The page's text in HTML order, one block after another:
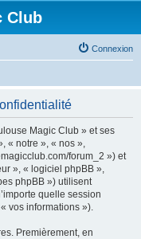
Club
Connexion
Magic Club » et ses
« notre », « nos »,
forum_2 ») et
», « logiciel phpBB »,
phpBB ») utilisent
quelle session
vos informations »).
Premièrement, en